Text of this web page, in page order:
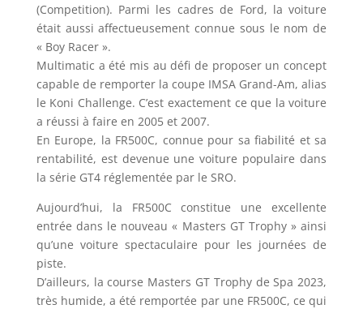
(Competition). Parmi les cadres de Ford, la voiture
était aussi affectueusement connue sous le nom de
« Boy Racer ».
Multimatic a été mis au défi de proposer un concept
capable de remporter la coupe IMSA Grand-Am, alias
le Koni Challenge. C’est exactement ce que la voiture
a réussi à faire en 2005 et 2007.
En Europe, la FR500C, connue pour sa fiabilité et sa
rentabilité, est devenue une voiture populaire dans
la série GT4 réglementée par le SRO.
Aujourd’hui, la FR500C constitue une excellente
entrée dans le nouveau « Masters GT Trophy » ainsi
qu’une voiture spectaculaire pour les journées de
piste.
D’ailleurs, la course Masters GT Trophy de Spa 2023,
très humide, a été remportée par une FR500C, ce qui